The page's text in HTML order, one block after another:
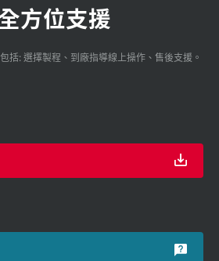
方位支援
括: 選擇製程、到廠指導線上操作、售後支援。